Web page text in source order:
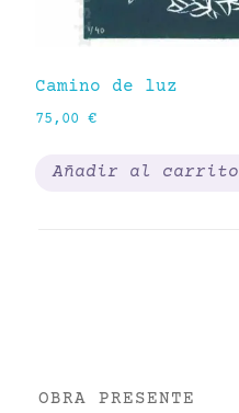
Camino de luz
75,00 €
Añadir al carrito
OBRA PRESENTE